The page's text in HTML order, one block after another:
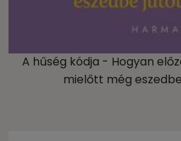
A hűség kódja - Hogyan
mielőtt még